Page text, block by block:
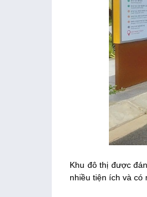
Khu đô thị được
nhiều tiện ích và có